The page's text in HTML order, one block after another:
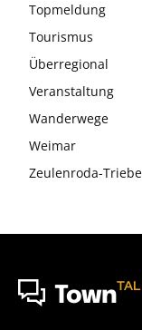
Topmeldung
Tourismus
Überregional
Veranstaltung
Wanderwege
Weimar
Zeulenroda-
Town